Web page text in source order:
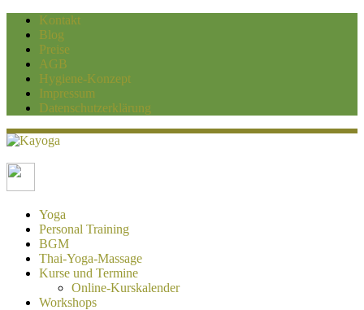
Kontakt
Blog
Preise
AGB
Hygiene-Konzept
Impressum
Datenschutzerklärung
Kayoga
Yoga und Personaltraining Duisburg
Yoga
Personal Training
BGM
Thai-Yoga-Massage
Kurse und Termine
Online-Kurskalender
Workshops